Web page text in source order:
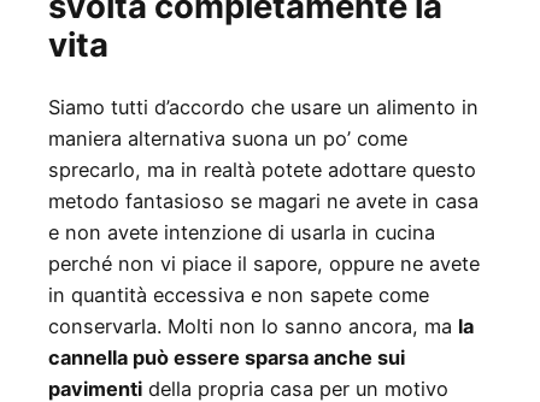
vita
Siamo tutti d’accordo che usare un alimento in
maniera alternativa suona un po’ come
sprecarlo, ma in realtà potete adottare questo
metodo fantasioso se magari ne avete in casa
e non avete intenzione di usarla in cucina
perché non vi piace il sapore, oppure ne avete
in quantità eccessiva e non sapete come
conservarla. Molti non lo sanno ancora, ma la
cannella può essere sparsa anche sui
pavimenti della propria casa per un motivo